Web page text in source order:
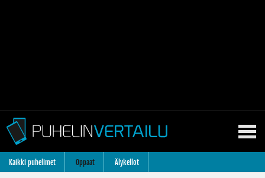
Kaikki puhelimet Oppaat Älykellot